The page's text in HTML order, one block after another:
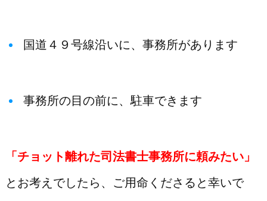
国道４９号線沿いに、事務所があります
事務所の目の前に、駐車できます
「チョット離れた司法書士事務所に頼みたい」
とお考えでしたら、ご用命くださると幸いで